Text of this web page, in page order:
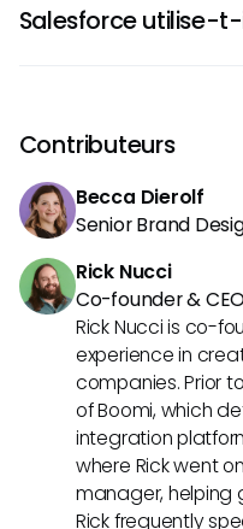
fonctionnalités,
Salesforce utilise-
flux de travail Salesforce.
Contributeurs
Becca Dierolf
Senior Brand
Rick Nucci
Co-founder &
Rick Nucci is co-
experience in
companies. Prior
of Boomi, which
integration
where Rick went
manager, helping
Rick frequently